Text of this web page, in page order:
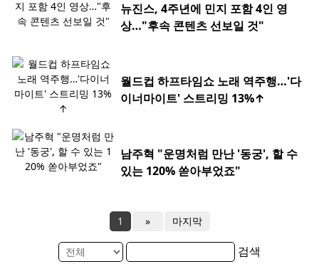
뉴진스, 4주년에 민지 포함 4인 영
상…"후속 콘텐츠 선보일 것"
월드컵 하프타임쇼 노래 역주행…'다
이너마이트' 스트리밍 13%↑
남주혁 "운명처럼 만난 '동궁', 할 수
있는 120% 쏟아부었죠"
1 » 마지막
검색